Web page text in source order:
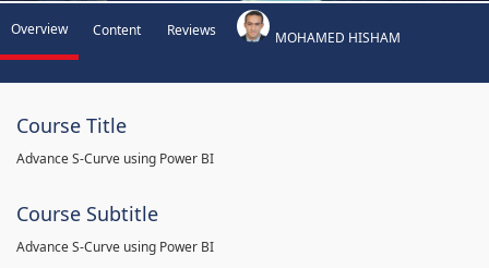
Overview Content Reviews MOHAMED HISHAM
Course Title
Advance S-Curve using Power BI
Course Subtitle
Advance S-Curve using Power BI